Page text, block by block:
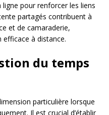
pour renforcer les liens
partagés contribuent à
et de camaraderie,
à distance.
du temps
particulière lorsque
Il est crucial d’établir